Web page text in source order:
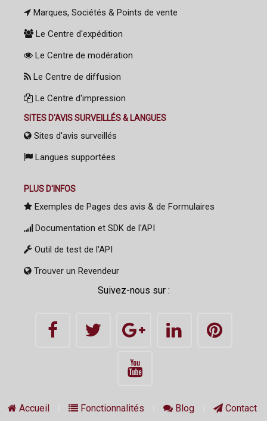
Marques, Sociétés & Points de vente
Le Centre d'expédition
Le Centre de modération
Le Centre de diffusion
Le Centre d'impression
SITES D'AVIS SURVEILLÉS & LANGUES
Sites d'avis surveillés
Langues supportées
PLUS D'INFOS
Exemples de Pages des avis & de Formulaires
Documentation et SDK de l'API
Outil de test de l'API
Trouver un Revendeur
Suivez-nous sur :
Accueil Fonctionnalités Blog Contact